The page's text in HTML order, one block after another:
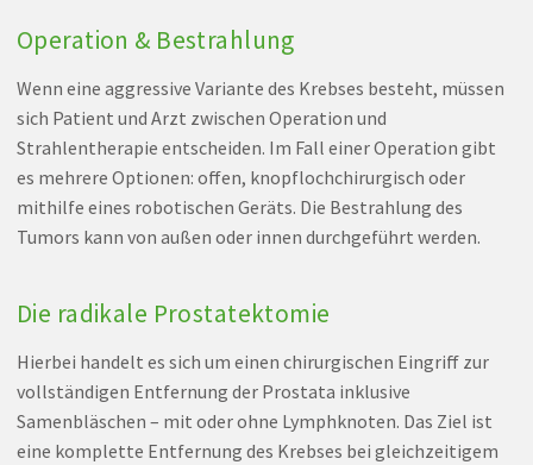
Operation & Bestrahlung
Wenn eine aggressive Variante des Krebses besteht, müssen
sich Patient und Arzt zwischen Operation und
Strahlentherapie entscheiden. Im Fall einer Operation gibt
es mehrere Optionen: offen, knopflochchirurgisch oder
mithilfe eines robotischen Geräts. Die Bestrahlung des
Tumors kann von außen oder innen durchgeführt werden.
Die radikale Prostatektomie
Hierbei handelt es sich um einen chirurgischen Eingriff zur
vollständigen Entfernung der Prostata inklusive
Samenbläschen – mit oder ohne Lymphknoten. Das Ziel ist
eine komplette Entfernung des Krebses bei gleichzeitigem